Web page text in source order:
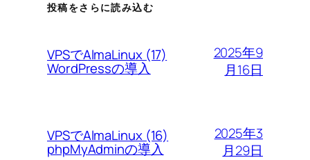
投稿をさらに読み込む
VPSでAlmaLinux (17)
WordPressの導入
2025年9
月16日
VPSでAlmaLinux (16)
phpMyAdminの導入
2025年3
月29日